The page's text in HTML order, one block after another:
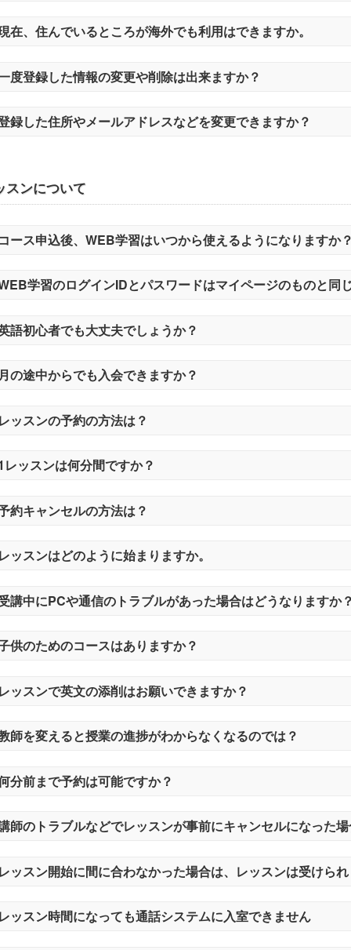
在、住んでいるところが海外でも利用はできますか。
度登録した情報の変更や削除は出来ますか？
録した住所やメールアドレスなどを変更できますか？
スンについて
ース申込後、WEB学習はいつから使えるようになりますか
学習のログインIDとパスワードはマイページのものと同
語初心者でも大丈夫でしょうか？
の途中からでも入会できますか？
ッスンの予約の方法は？
レッスンは何分間ですか？
約キャンセルの方法は？
ッスンはどのように始まりますか。
講中にPCや通信のトラブルがあった場合はどうなりますか
供のためのコースはありますか？
ッスンで英文の添削はお願いできますか？
師を変えると授業の進捗がわからなくなるのでは？
分前まで予約は可能ですか？
師のトラブルなどでレッスンが事前にキャンセルになった
ッスン開始に間に合わなかった場合は、レッスンは受けら
ッスン時間になっても通話システムに入室できません